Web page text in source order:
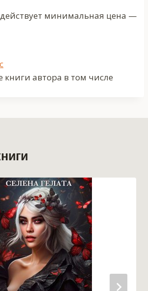
действует минимальная цена —
книги автора в том числе